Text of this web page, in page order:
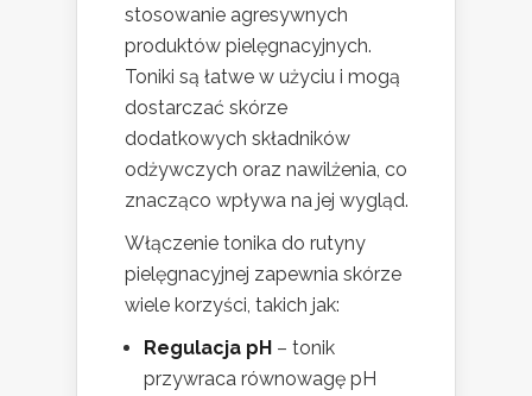
stosowanie agresywnych
produktów pielęgnacyjnych.
Toniki są łatwe w użyciu i mogą
dostarczać skórze
dodatkowych składników
odżywczych oraz nawilżenia, co
znacząco wpływa na jej wygląd.
Włączenie tonika do rutyny
pielęgnacyjnej zapewnia skórze
wiele korzyści, takich jak:
Regulacja pH – tonik
przywraca równowagę pH